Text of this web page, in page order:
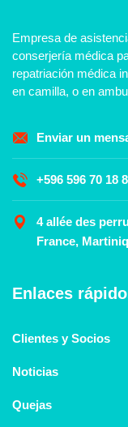
Empresa de
conserjería médica
repatriación médica
en camilla, o en
Enviar un
+596 596 70 18
4 allée des
France,
Enlaces
Clientes y Socios
Noticias
Quejas